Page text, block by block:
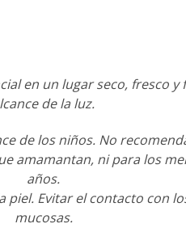
en un lugar seco, fresco y
de la luz.
de los niños. No
amamantan, ni para los
años.
piel. Evitar el contacto con
mucosas.